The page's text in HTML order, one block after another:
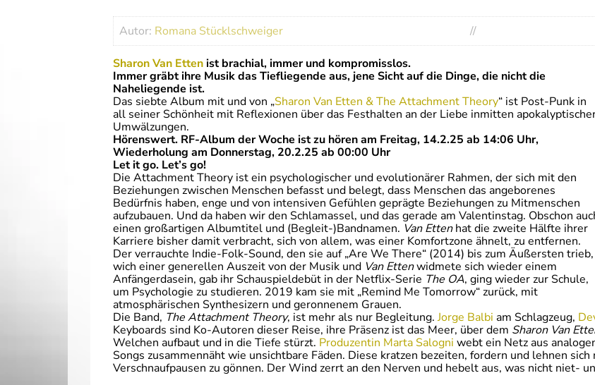
Autor: Romana Stücklschweiger //
Sharon Van Ettenist brachial, immer und kompromisslos.
Immer gräbt ihre Musik das Tiefliegende aus, jene Sicht auf die Dinge, die nicht die
Naheliegende ist.
Das siebte Album mit und von „Sharon Van Etten & The Attachment Theory“ ist Post-Punk in
all seiner Schönheit mit Reflexionen über das Festhalten an der Liebe inmitten
Umwälzungen.
Hörenswert. RF-Album der Woche ist zu hören am Freitag, 14.2.25 ab 14:06 Uhr,
Wiederholung am Donnerstag, 20.2.25 ab 00:00 Uhr
Let it go. Let’s go!
Die Attachment Theory ist ein psychologischer und evolutionärer Rahmen, der sich mit den
Beziehungen zwischen Menschen befasst und belegt, dass Menschen das angeborenes
Bedürfnis haben, enge und von intensiven Gefühlen geprägte Beziehungen zu Mitmenschen
aufzubauen. Und da haben wir den Schlamassel, und das gerade am Valentinstag. Obschon
einen großartigen Albumtitel und (Begleit-)Bandnamen. Van Ettenhat die zweite Hälfte ihrer
Karriere bisher damit verbracht, sich von allem, was einer Komfortzone ähnelt, zu entfernen.
Der verrauchte Indie-Folk-Sound, den sie auf „Are We There“ (2014) bis zum Äußersten trieb,
wich einer generellen Auszeit von der Musik und Van Ettenwidmete sich wieder einem
Anfängerdasein, gab ihr Schauspieldebüt in der Netflix-Serie The OA, ging wieder zur Schule,
um Psychologie zu studieren. 2019 kam sie mit „Remind Me Tomorrow“ zurück, mit
atmosphärischen Synthesizern und geronnenem Grauen.
Die Band, The Attachment Theory, ist mehr als nur Begleitung.Jorge Balbi am Schlagzeug,
Keyboards sind Ko-Autoren dieser Reise, ihre Präsenz ist das Meer, über dem Sharon Van
Welchen aufbaut und in die Tiefe stürzt. Produzentin Marta Salogni webt ein Netz aus
Songs zusammennäht wie unsichtbare Fäden. Diese kratzen bezeiten, fordern und lehnen
Verschnaufpausen zu gönnen. Der Wind zerrt an den Nerven und hebelt aus, was nicht niet-